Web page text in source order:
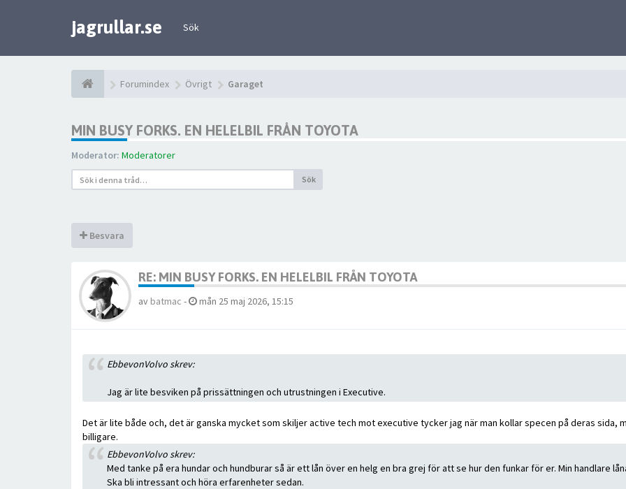
jagrullar.se Sök
Forumindex Övrigt Garaget
MIN BUSY FORKS. EN HELELBIL FRÅN TOYOTA
Moderator: Moderatorer
Sök
Besvara
RE: MIN BUSY FORKS. EN HELELBIL FRÅN TOYOTA
av batmac - mån 25 maj 2026, 15:15
EbbevonVolvo skrev:
Jag är lite besviken på prissättningen och utrustningen i Executive.
Det är lite både och, det är ganska mycket som skiljer active tech mot executive tycker jag när man kollar specen på deras sida,
billigare.
EbbevonVolvo skrev:
Med tanke på era hundar och hundburar så är ett lån över en helg en bra grej för att se hur den funkar för er. Min handlare
Ska bli intressant och höra erfarenheter sedan.